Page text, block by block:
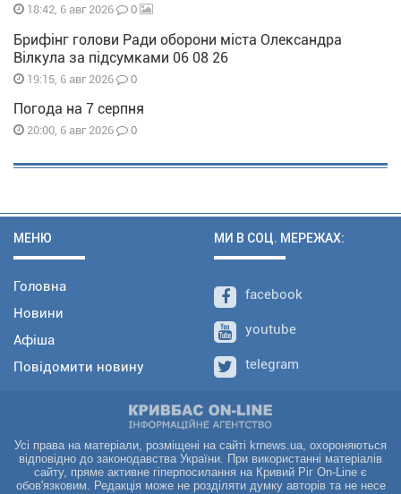
18:42, 6 авг 2026 0
Брифінг голови Ради оборони міста Олександра
Вілкула за підсумками 06 08 26
19:15, 6 авг 2026 0
Погода на 7 серпня
20:00, 6 авг 2026 0
МЕНЮ
Головна
Новини
Афіша
Повідомити новину
МИ В СОЦ. МЕРЕЖАХ:
facebook
youtube
telegram
Усі права на матеріали, розміщені на сайті krnews.ua, охороняються
відповідно до законодавства України. При використанні матеріалів
сайту, пряме активне гіперпосилання на Кривий Ріг On-Line є
обов'язковим. Редакція може не розділяти думку авторів та не несе